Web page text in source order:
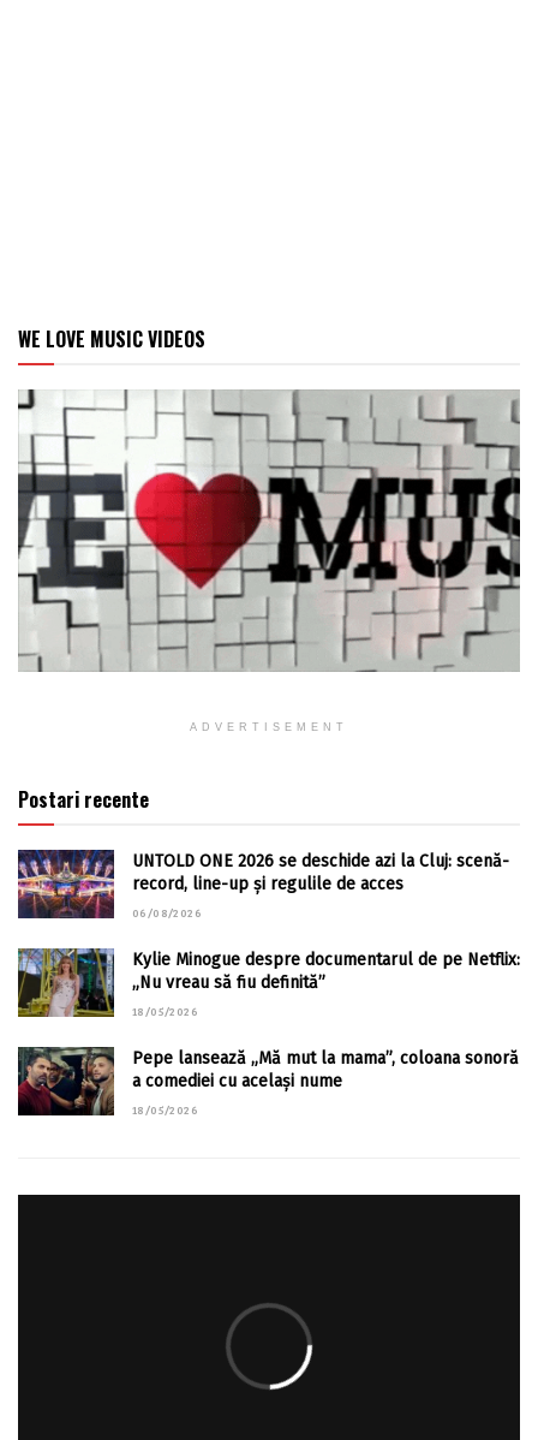
WE LOVE MUSIC VIDEOS
ADVERTISEMENT
Postari recente
UNTOLD ONE 2026 se deschide azi la Cluj: scenă-
record, line-up și regulile de acces
06/08/2026
Kylie Minogue despre documentarul de pe Netflix:
„Nu vreau să fiu definită”
18/05/2026
Pepe lansează „Mă mut la mama”, coloana sonoră
a comediei cu același nume
18/05/2026